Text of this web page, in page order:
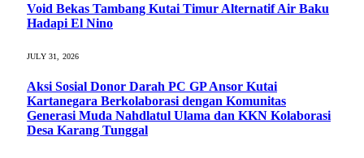
Void Bekas Tambang Kutai Timur Alternatif Air Baku
Hadapi El Nino
JULY 31, 2026
Aksi Sosial Donor Darah PC GP Ansor Kutai
Kartanegara Berkolaborasi dengan Komunitas
Generasi Muda Nahdlatul Ulama dan KKN Kolaborasi
Desa Karang Tunggal